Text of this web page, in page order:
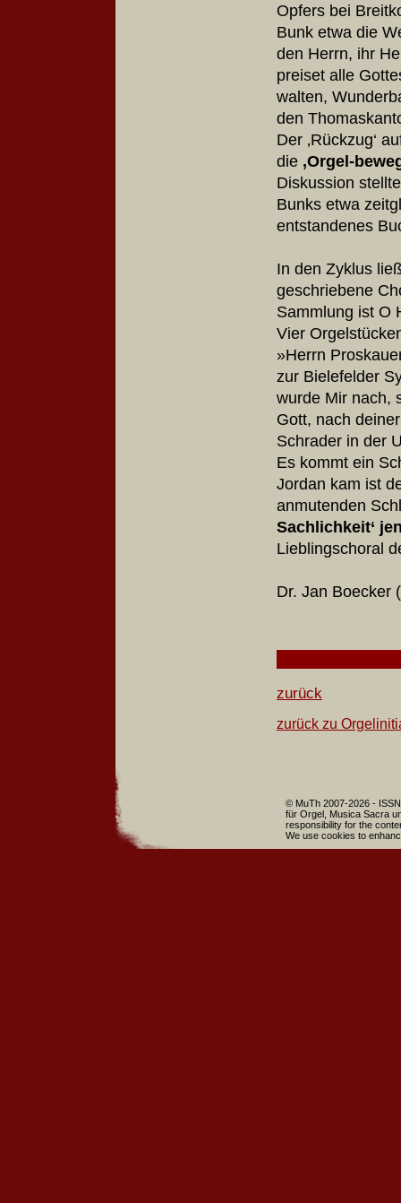
Opfers bei
Bunk etwa die
den Herrn, ihr
preiset alle
walten,
den
Der ‚Rückzug‘
die ‚Orgel-
Diskussion
Bunks etwa
entstandenes
In den Zyklus
geschriebene
Sammlung ist O
Vier
»Herrn
zur Bielefelder
wurde Mir nach,
Gott, nach
Schrader in der
Es kommt ein
Jordan kam ist
anmutenden
Sachlichkeit‘
Lieblingschoral
Dr. Jan Boecker (
zurück
zurück zu
© MuTh 2007-2026 -
für Orgel, Musica Sacra
responsibility for the
We use cookies to